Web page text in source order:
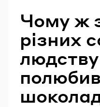
Чому ж
різних